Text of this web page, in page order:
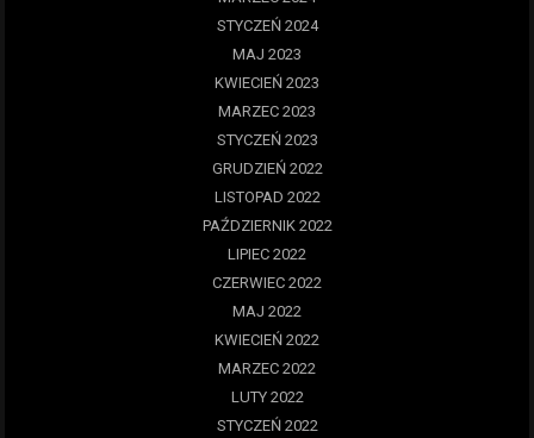
STYCZEŃ 2024
MAJ 2023
KWIECIEŃ 2023
MARZEC 2023
STYCZEŃ 2023
GRUDZIEŃ 2022
LISTOPAD 2022
PAŹDZIERNIK 2022
LIPIEC 2022
CZERWIEC 2022
MAJ 2022
KWIECIEŃ 2022
MARZEC 2022
LUTY 2022
STYCZEŃ 2022